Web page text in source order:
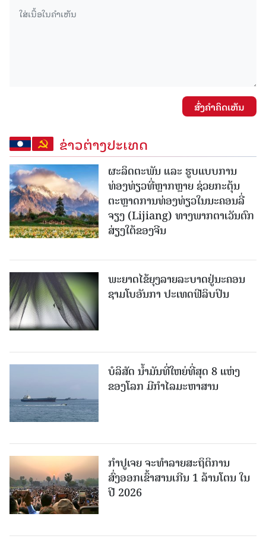
ສົ່ງຄໍາຄິດເຫັນ
ຂ່າວຕ່າງປະເທດ
ຜະລິດຕະພັນ ແລະ ຮູບແບບການ
ທ່ອງທ່ຽວທີ່ຫຼາກຫຼາຍ ຊ່ວຍກະຕຸ້ນ
ຕະຫຼາດການທ່ອງທ່ຽວໃນນະຄອນລີ່
ຈຽງ (Lijiang) ທາງພາກຕາເວັນຕົກ
ສ່ຽງໃຕ້ຂອງຈີນ
ພະຍາດໄຂ້ຍຸງລາຍລະບາດຢູ່ນະຄອນ
ຊາມໂບ​ອັນກາ ປະເທດຟີລິບປິນ
ບໍລິສັດ ນ້ຳມັນທີ່ໃຫຍ່ທີ່ສຸດ 8 ແຫ່ງ
ຂອງໂລກ ມີກຳໄລມະຫາສານ
ກຳປູເຈຍ ຈະທຳລາຍສະຖິຕິການ
ສົ່ງອອກເຂົ້າສານເກີນ 1 ລ້ານໂຕນ ໃນ
ປີ 2026